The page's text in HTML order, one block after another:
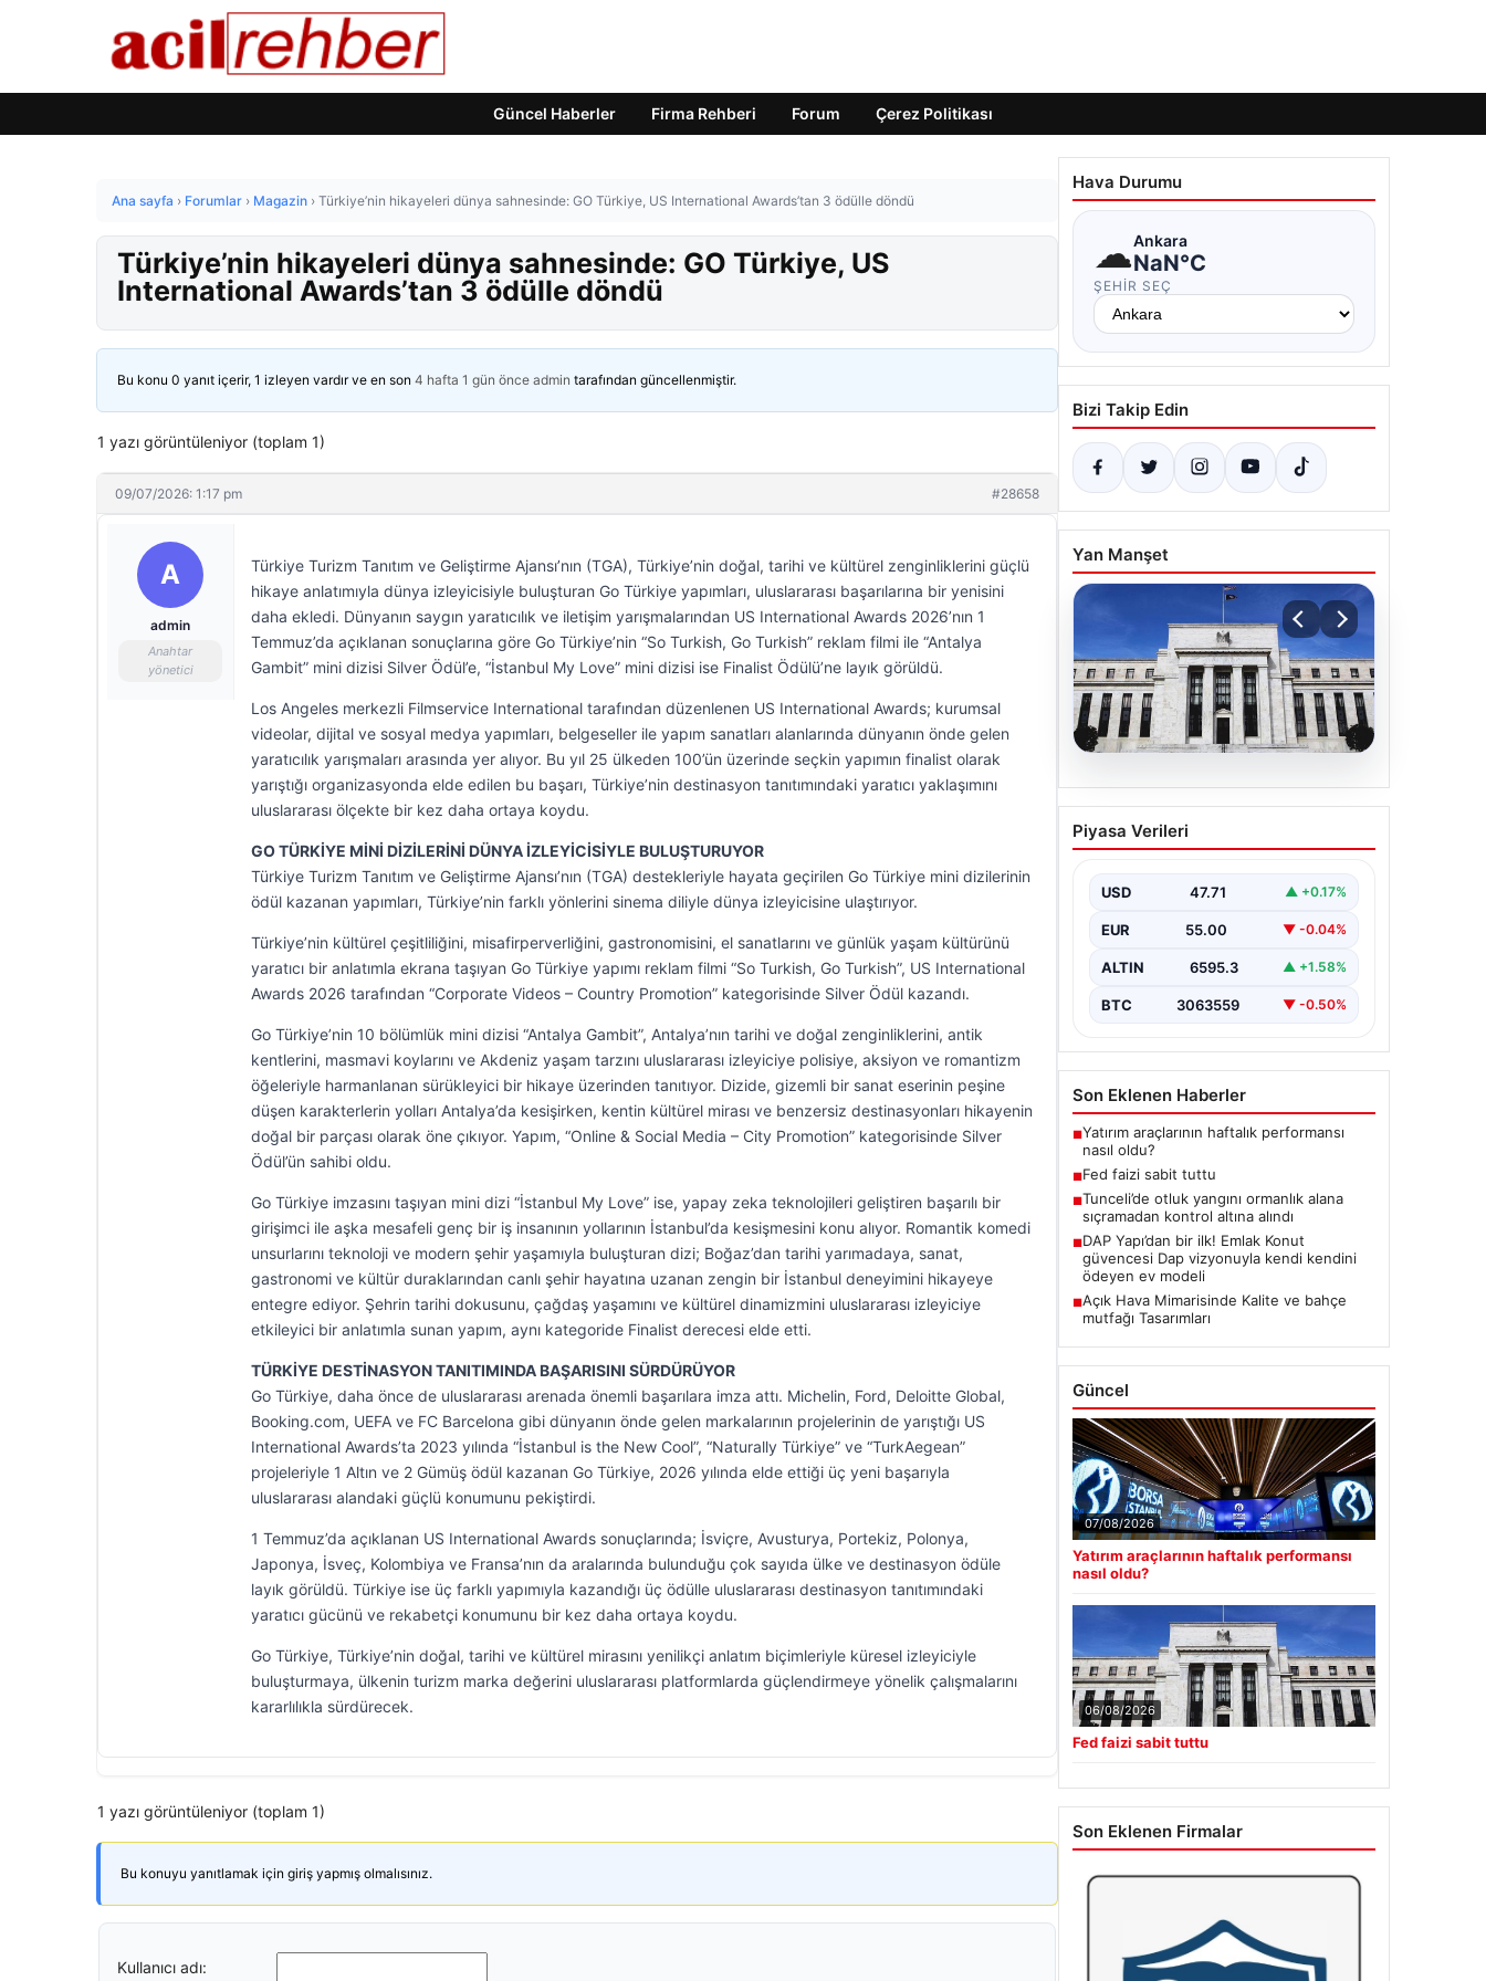
Güncel Haberler Firma Rehberi Forum Çerez Politikası
Ana sayfa › Forumlar › Magazin › Türkiye’nin hikayeleri dünya sahnesinde: GO Türkiye, US International Awards’tan 3 ödülle döndü
Türkiye’nin hikayeleri dünya sahnesinde: GO Türkiye, US
International Awards’tan 3 ödülle döndü
Bu konu 0 yanıt içerir, 1 izleyen vardır ve en son 4 hafta 1 gün önce admin tarafından güncellenmiştir.
1 yazı görüntüleniyor (toplam 1)
09/07/2026: 1:17 pm #28658
A
admin
Anahtar
yönetici
Türkiye Turizm Tanıtım ve Geliştirme Ajansı’nın (TGA), Türkiye’nin doğal, tarihi ve kültürel zenginliklerini güçlü
hikaye anlatımıyla dünya izleyicisiyle buluşturan Go Türkiye yapımları, uluslararası başarılarına bir yenisini
daha ekledi. Dünyanın saygın yaratıcılık ve iletişim yarışmalarından US International Awards 2026’nın 1
Temmuz’da açıklanan sonuçlarına göre Go Türkiye’nin “So Turkish, Go Turkish” reklam filmi ile “Antalya
Gambit” mini dizisi Silver Ödül’e, “İstanbul My Love” mini dizisi ise Finalist Ödülü’ne layık görüldü.
Los Angeles merkezli Filmservice International tarafından düzenlenen US International Awards; kurumsal
videolar, dijital ve sosyal medya yapımları, belgeseller ile yapım sanatları alanlarında dünyanın önde gelen
yaratıcılık yarışmaları arasında yer alıyor. Bu yıl 25 ülkeden 100’ün üzerinde seçkin yapımın finalist olarak
yarıştığı organizasyonda elde edilen bu başarı, Türkiye’nin destinasyon tanıtımındaki yaratıcı yaklaşımını
uluslararası ölçekte bir kez daha ortaya koydu.
GO TÜRKİYE MİNİ DİZİLERİNİ DÜNYA İZLEYİCİSİYLE BULUŞTURUYOR
Türkiye Turizm Tanıtım ve Geliştirme Ajansı’nın (TGA) destekleriyle hayata geçirilen Go Türkiye mini dizilerinin
ödül kazanan yapımları, Türkiye’nin farklı yönlerini sinema diliyle dünya izleyicisine ulaştırıyor.
Türkiye’nin kültürel çeşitliliğini, misafirperverliğini, gastronomisini, el sanatlarını ve günlük yaşam kültürünü
yaratıcı bir anlatımla ekrana taşıyan Go Türkiye yapımı reklam filmi “So Turkish, Go Turkish”, US International
Awards 2026 tarafından “Corporate Videos – Country Promotion” kategorisinde Silver Ödül kazandı.
Go Türkiye’nin 10 bölümlük mini dizisi “Antalya Gambit”, Antalya’nın tarihi ve doğal zenginliklerini, antik
kentlerini, masmavi koylarını ve Akdeniz yaşam tarzını uluslararası izleyiciye polisiye, aksiyon ve romantizm
öğeleriyle harmanlanan sürükleyici bir hikaye üzerinden tanıtıyor. Dizide, gizemli bir sanat eserinin peşine
düşen karakterlerin yolları Antalya’da kesişirken, kentin kültürel mirası ve benzersiz destinasyonları hikayenin
doğal bir parçası olarak öne çıkıyor. Yapım, “Online & Social Media – City Promotion” kategorisinde Silver
Ödül’ün sahibi oldu.
Go Türkiye imzasını taşıyan mini dizi “İstanbul My Love” ise, yapay zeka teknolojileri geliştiren başarılı bir
girişimci ile aşka mesafeli genç bir iş insanının yollarının İstanbul’da kesişmesini konu alıyor. Romantik komedi
unsurlarını teknoloji ve modern şehir yaşamıyla buluşturan dizi; Boğaz’dan tarihi yarımadaya, sanat,
gastronomi ve kültür duraklarından canlı şehir hayatına uzanan zengin bir İstanbul deneyimini hikayeye
entegre ediyor. Şehrin tarihi dokusunu, çağdaş yaşamını ve kültürel dinamizmini uluslararası izleyiciye
etkileyici bir anlatımla sunan yapım, aynı kategoride Finalist derecesi elde etti.
TÜRKİYE DESTİNASYON TANITIMINDA BAŞARISINI SÜRDÜRÜYOR
Go Türkiye, daha önce de uluslararası arenada önemli başarılara imza attı. Michelin, Ford, Deloitte Global,
Booking.com, UEFA ve FC Barcelona gibi dünyanın önde gelen markalarının projelerinin de yarıştığı US
International Awards’ta 2023 yılında “İstanbul is the New Cool”, “Naturally Türkiye” ve “TurkAegean”
projeleriyle 1 Altın ve 2 Gümüş ödül kazanan Go Türkiye, 2026 yılında elde ettiği üç yeni başarıyla
uluslararası alandaki güçlü konumunu pekiştirdi.
1 Temmuz’da açıklanan US International Awards sonuçlarında; İsviçre, Avusturya, Portekiz, Polonya,
Japonya, İsveç, Kolombiya ve Fransa’nın da aralarında bulunduğu çok sayıda ülke ve destinasyon ödüle
layık görüldü. Türkiye ise üç farklı yapımıyla kazandığı üç ödülle uluslararası destinasyon tanıtımındaki
yaratıcı gücünü ve rekabetçi konumunu bir kez daha ortaya koydu.
Go Türkiye, Türkiye’nin doğal, tarihi ve kültürel mirasını yenilikçi anlatım biçimleriyle küresel izleyiciyle
buluşturmaya, ülkenin turizm marka değerini uluslararası platformlarda güçlendirmeye yönelik çalışmalarını
kararlılıkla sürdürecek.
1 yazı görüntüleniyor (toplam 1)
Bu konuyu yanıtlamak için giriş yapmış olmalısınız.
Kullanıcı adı:
Hava Durumu
☁Ankara
NaN°C
ŞEHIR SEÇ
Bizi Takip Edin
Yan Manşet
Fed faizi sabit tuttu
Piyasa Verileri
USD 47.71 ▲ +0.17%
EUR 55.00 ▼ -0.04%
ALTIN 6595.3 ▲ +1.58%
BTC 3063559 ▼ -0.50%
Son Eklenen Haberler
■Yatırım araçlarının haftalık performansı
nasıl oldu?
■Fed faizi sabit tuttu
■Tunceli’de otluk yangını ormanlık alana
sıçramadan kontrol altına alındı
■DAP Yapı’dan bir ilk! Emlak Konut
güvencesi Dap vizyonuyla kendi kendini
ödeyen ev modeli
■Açık Hava Mimarisinde Kalite ve bahçe
mutfağı Tasarımları
Güncel
07/08/2026
Yatırım araçlarının haftalık performansı
nasıl oldu?
06/08/2026
Fed faizi sabit tuttu
Son Eklenen Firmalar